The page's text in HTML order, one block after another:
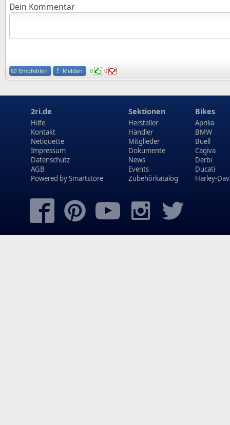
Dein Kommentar
Empfehlen Melden 0 0
2ri.de
Hilfe
Kontakt
Netiquette
Impressum
Datenschutz
AGB
Powered bySmartstore
Sektionen
Hersteller
Händler
Mitglieder
Dokumente
News
Events
Zubehörkatalog
Bikes
Aprilia
BMW
Buell
Cagiva
Derbi
Ducati
Harley-